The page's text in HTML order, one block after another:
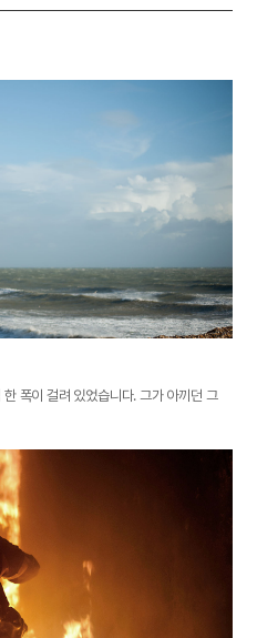
폭이 걸려 있었습니다. 그가 아끼던 그